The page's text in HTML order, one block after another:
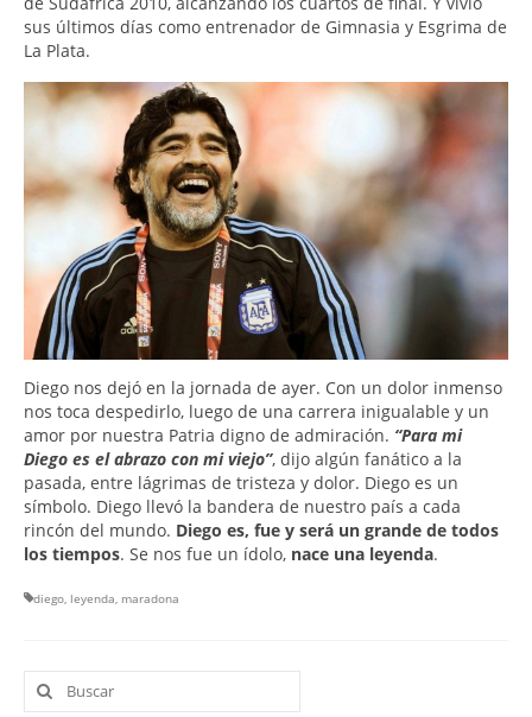
sus últimos días como entrenador de Gimnasia y Esgrima de
La Plata.
Diego nos dejó en la jornada de ayer. Con un dolor inmenso
nos toca despedirlo, luego de una carrera inigualable y un
amor por nuestra Patria digno de admiración. “Para mi
Diego es el abrazo con mi viejo”, dijo algún fanático a la
pasada, entre lágrimas de tristeza y dolor. Diego es un
símbolo. Diego llevó la bandera de nuestro país a cada
rincón del mundo. Diego es, fue y será un grande de todos
los tiempos. Se nos fue un ídolo, nace una leyenda.
diego, leyenda, maradona
Buscar
por: